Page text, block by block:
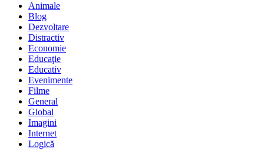
Animale
Blog
Dezvoltare
Distractiv
Economie
Educaţie
Educativ
Evenimente
Filme
General
Global
Imagini
Internet
Logică